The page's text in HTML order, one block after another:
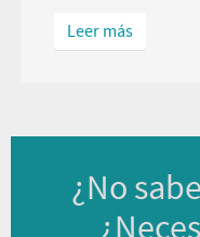
Leer más
¿No